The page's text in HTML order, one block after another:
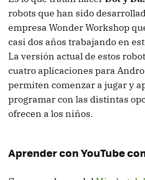
robots que han sido
empresa Wonder Workshop
casi dos años trabajando en
La versión actual de estos
cuatro aplicaciones para
permiten comenzar a jugar y
programar con las distintas
ofrecen a los niños.
Aprender con YouTube